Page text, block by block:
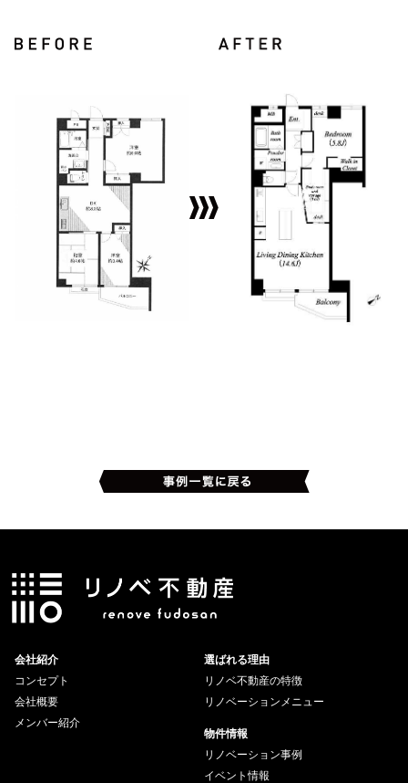
会社紹介
コンセプト
会社概要
メンバー紹介
選ばれる理由
リノベ不動産の特徴
リノベーションメニュー
物件情報
リノベーション事例
イベント情報